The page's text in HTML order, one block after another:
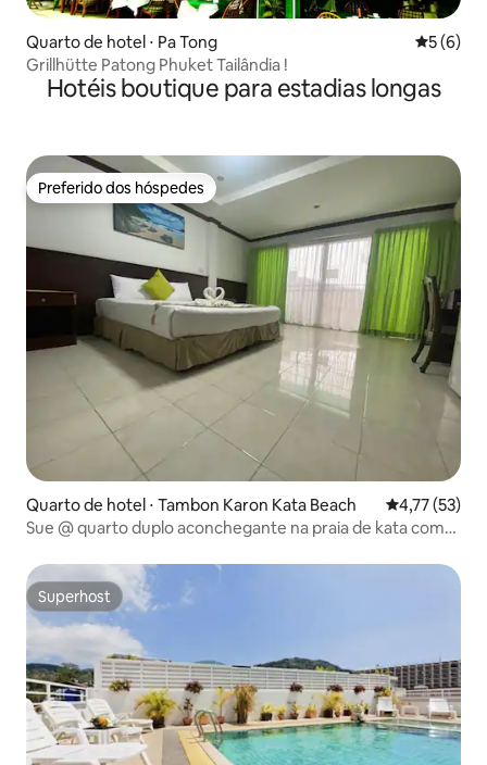
Quarto de hotel ⋅ Pa Tong 5 de
5 (6)
Grillhütte Patong Phuket Tailândia !
Hotéis boutique para estadias longas
Preferido dos hóspedes
Preferido dos hóspedes
Quarto de hotel ⋅ Tambon Karon Kata Beach 4,77 de uma
4,77 (53)
Sue @ quarto duplo aconchegante na praia de kata com
Superhost
Superhost